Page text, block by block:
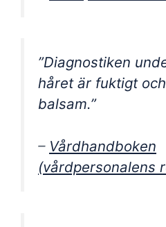
”Diagnostiken
håret är fuktigt
balsam.”
– Vårdhandboken
(vårdpersonalens